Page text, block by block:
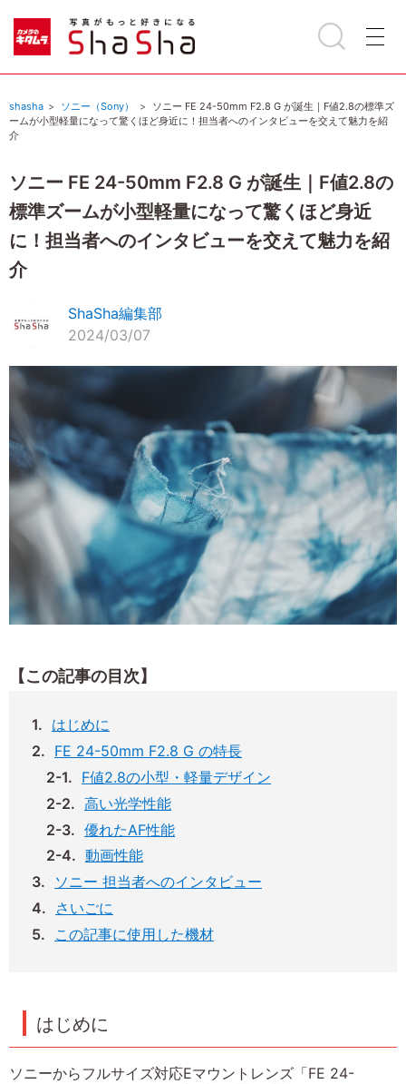
shasha ソニー（Sony）
ソニー FE 24-50mm F2.8 G が誕生｜F値2.8の標準ズ
ームが小型軽量になって驚くほど身近に！担当者へのインタビューを交えて魅力を紹
介
ソニー FE 24-50mm F2.8 G が誕生｜F値2.8の
標準ズームが小型軽量になって驚くほど身近
に！担当者へのインタビューを交えて魅力を紹
介
ShaSha編集部
2024/03/07
【この記事の目次】
はじめに
FE 24-50mm F2.8 G の特長
F値2.8の小型・軽量デザイン
高い光学性能
優れたAF性能
動画性能
ソニー 担当者へのインタビュー
さいごに
この記事に使用した機材
はじめに
ソニーからフルサイズ対応Eマウントレンズ「FE 24-